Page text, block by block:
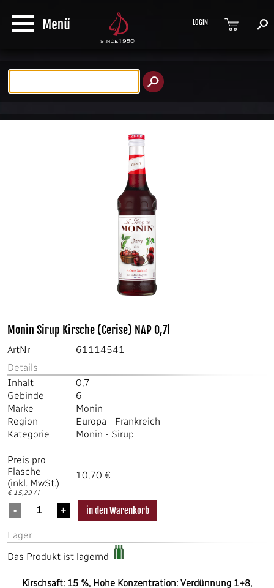
LOGIN
Monin Sirup Kirsche (Cerise) NAP 0,7l
ArtNr
61114541
Details
Inhalt
0,7
Gebinde
6
Marke
Monin
Region
Europa - Frankreich
Kategorie
Monin - Sirup
Preis pro
Flasche
(inkl. MwSt.)
€ 15,29 / l
10,70 €
Lager
Das Produkt ist lagernd
Kirschsaft: 15 %, Hohe Konzentration: Verdünnung 1+8,